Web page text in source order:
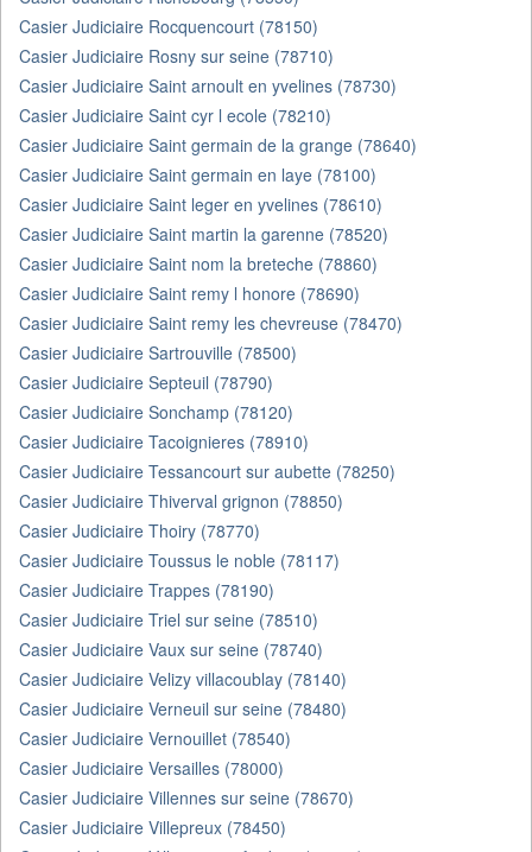
Casier Judiciaire Rocquencourt (78150)
Casier Judiciaire Rosny sur seine (78710)
Casier Judiciaire Saint arnoult en yvelines (78730)
Casier Judiciaire Saint cyr l ecole (78210)
Casier Judiciaire Saint germain de la grange (78640)
Casier Judiciaire Saint germain en laye (78100)
Casier Judiciaire Saint leger en yvelines (78610)
Casier Judiciaire Saint martin la garenne (78520)
Casier Judiciaire Saint nom la breteche (78860)
Casier Judiciaire Saint remy l honore (78690)
Casier Judiciaire Saint remy les chevreuse (78470)
Casier Judiciaire Sartrouville (78500)
Casier Judiciaire Septeuil (78790)
Casier Judiciaire Sonchamp (78120)
Casier Judiciaire Tacoignieres (78910)
Casier Judiciaire Tessancourt sur aubette (78250)
Casier Judiciaire Thiverval grignon (78850)
Casier Judiciaire Thoiry (78770)
Casier Judiciaire Toussus le noble (78117)
Casier Judiciaire Trappes (78190)
Casier Judiciaire Triel sur seine (78510)
Casier Judiciaire Vaux sur seine (78740)
Casier Judiciaire Velizy villacoublay (78140)
Casier Judiciaire Verneuil sur seine (78480)
Casier Judiciaire Vernouillet (78540)
Casier Judiciaire Versailles (78000)
Casier Judiciaire Villennes sur seine (78670)
Casier Judiciaire Villepreux (78450)